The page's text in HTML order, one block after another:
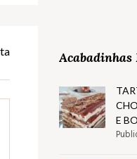
Acabadinhas
E